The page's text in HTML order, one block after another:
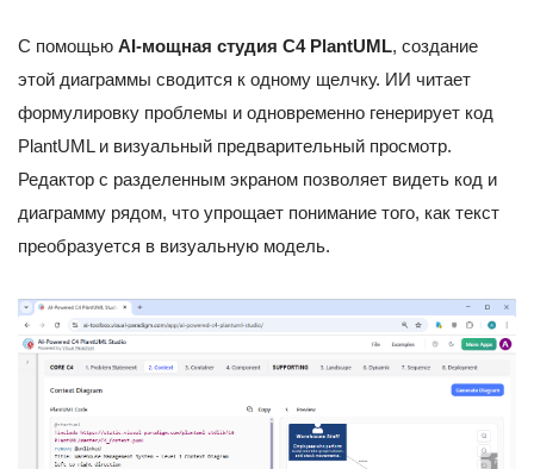
С помощью AI-мощная студия C4 PlantUML, создание
этой диаграммы сводится к одному щелчку. ИИ читает
формулировку проблемы и одновременно генерирует код
PlantUML и визуальный предварительный просмотр.
Редактор с разделенным экраном позволяет видеть код и
диаграмму рядом, что упрощает понимание того, как текст
преобразуется в визуальную модель.